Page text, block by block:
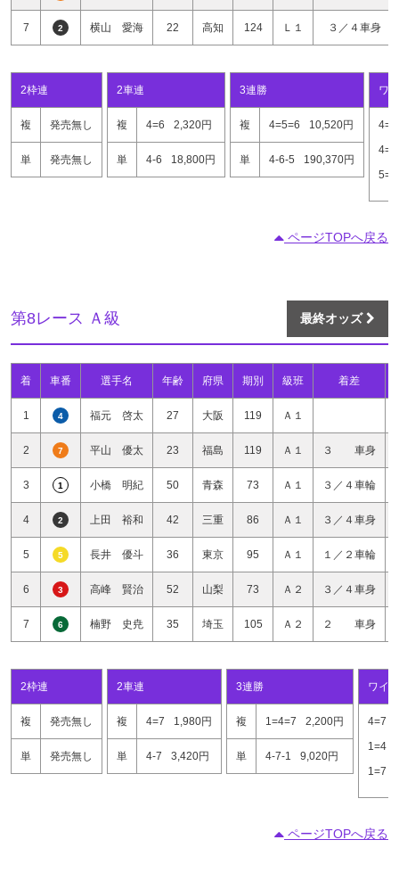
7 2 横山 愛海 22 高知 124 Ｌ１ ３／４車身
2枠連
複 発売無し
単 発売無し
2車連
複 4=6 2,320円
単 4-6 18,800円
3連勝
複 4=5=6 10,520円
単 4-6-5 190,370円
ワ
4=6
4=5
5=6
ページTOPへ戻る
第8レース Ａ級 最終オッズ
着 車番 選手名 年齢 府県 期別 級班 着差
1 4 福元 啓太 27 大阪 119 Ａ１
2 7 平山 優太 23 福島 119 Ａ１ ３ 車身
3 1 小橋 明紀 50 青森 73 Ａ１ ３／４車輪
4 2 上田 裕和 42 三重 86 Ａ１ ３／４車身
5 5 長井 優斗 36 東京 95 Ａ１ １／２車輪
6 3 高峰 賢治 52 山梨 73 Ａ２ ３／４車身
7 6 楠野 史尭 35 埼玉 105 Ａ２ ２ 車身
2枠連
複 発売無し
単 発売無し
2車連
複 4=7 1,980円
単 4-7 3,420円
3連勝
複 1=4=7 2,200円
単 4-7-1 9,020円
ワイド
4=7
1=4
1=7
ページTOPへ戻る